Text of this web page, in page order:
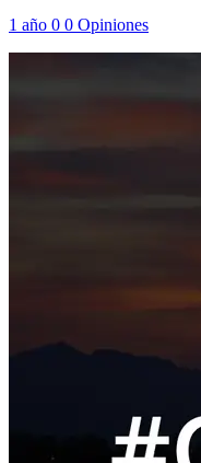
1 año 0 0 Opiniones